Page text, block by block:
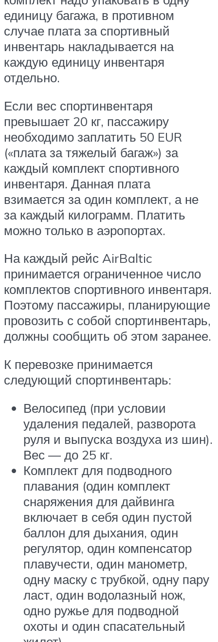
единицу багажа, в противном
случае плата за спортивный
инвентарь накладывается на
каждую единицу инвентаря
отдельно.
Если вес спортинвентаря
превышает 20 кг, пассажиру
необходимо заплатить 50 EUR
(«плата за тяжелый багаж») за
каждый комплект спортивного
инвентаря. Данная плата
взимается за один комплект, а не
за каждый килограмм. Платить
можно только в аэропортах.
На каждый рейс AirBaltic
принимается ограниченное число
комплектов спортивного инвентаря.
Поэтому пассажиры, планирующие
провозить с собой спортинвентарь,
должны сообщить об этом заранее.
К перевозке принимается
следующий спортинвентарь:
Велосипед (при условии
удаления педалей, разворота
руля и выпуска воздуха из шин).
Вес — до 25 кг.
Комплект для подводного
плавания (один комплект
снаряжения для дайвинга
включает в себя один пустой
баллон для дыхания, один
регулятор, один компенсатор
плавучести, один манометр,
одну маску с трубкой, одну пару
ласт, один водолазный нож,
одно ружье для подводной
охоты и один спасательный